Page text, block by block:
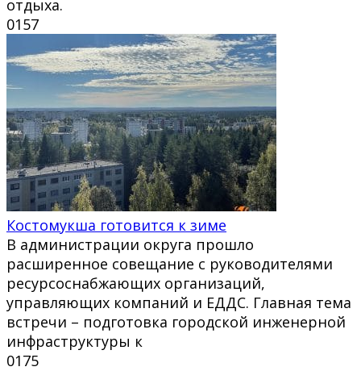
отдыха.
0157
Костомукша готовится к зиме
В администрации округа прошло
расширенное совещание с руководителями
ресурсоснабжающих организаций,
управляющих компаний и ЕДДС. Главная тема
встречи – подготовка городской инженерной
инфраструктуры к
0175